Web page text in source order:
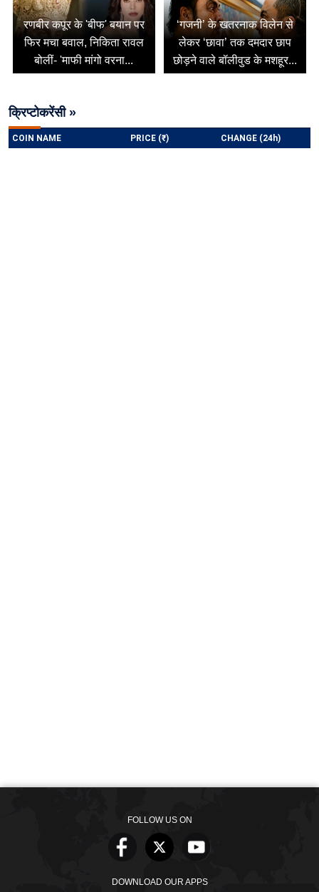
रणबीर कपूर के 'बीफ' बयान पर
फिर मचा बवाल, निकिता रावल
बोलीं- 'माफी मांगो वरना...
‘गजनी’ के खतरनाक विलेन से
लेकर ‘छावा’ तक दमदार छाप
छोड़ने वाले बॉलीवुड के मशहूर...
क्रिप्टोकरेंसी »
FOLLOW US ON
DOWNLOAD OUR APPS